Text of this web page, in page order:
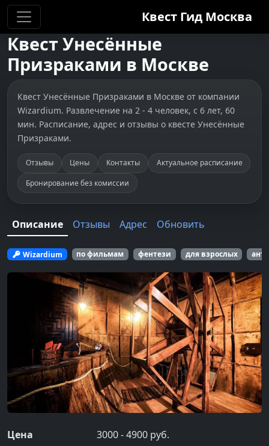
Квест Гид Москва
КвестУнесённые
Призраками в Москве
Квест Унесённые Призраками в Москве от компании
Wizardium. Развлечение на 2 - 4 человек, с 6 лет, 60
мин. Расписание, адрес и отзывы о квесте Унесённые
Призраками.
Отзывы Цены Контакты
Актуальное расписание
Бронирование без комиссии
Описание Отзывы Адрес Обновить
Wizardium по фильмам фентези для взрослых
Цена
3000 - 4900 руб.